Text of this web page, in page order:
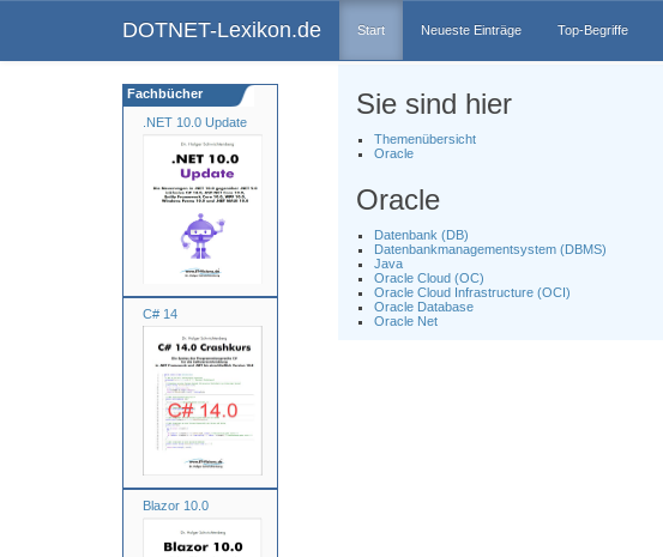
DOTNET-Lexikon.de Start Neueste Einträge Top-Begriffe
.NET 10.0 Update
C# 14
Blazor 10.0
Fachbücher Sie sind hier
Themenübersicht
Oracle
Oracle
Datenbank (DB)
Datenbankmanagementsystem (DBMS)
Java
Oracle Cloud (OC)
Oracle Cloud Infrastructure (OCI)
Oracle Database
Oracle Net